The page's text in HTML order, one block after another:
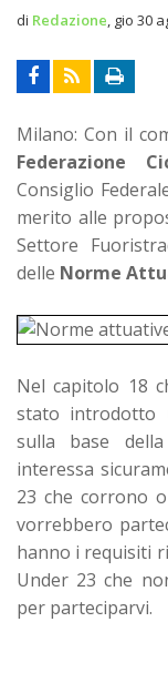
di Redazione gio 30
Milano: Con il
Federazione
Consiglio
merito alle
Settore
delle Norme
Nel capitolo 18
stato introdotto
sulla base della
interessa
23 che corrono
vorrebbero
hanno i requisiti
Under 23 che
per parteciparvi.